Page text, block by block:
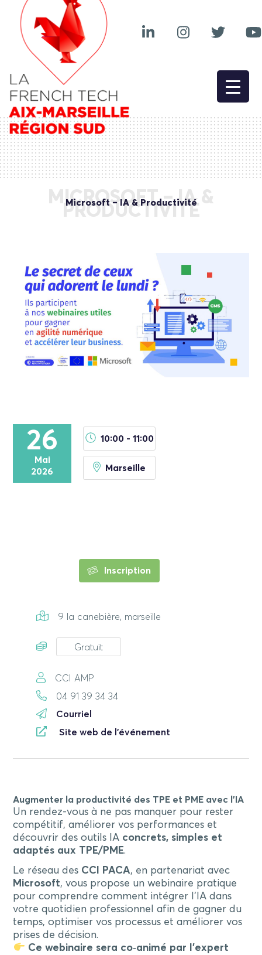
MICROSOFT – IA &
PRODUCTIVITÉ
Microsoft – IA & Productivité
26
Mai
2026
10:00 - 11:00
Marseille
Inscription
9 la canebière, marseille
Gratuit
CCI AMP
04 91 39 34 34
Courriel
Site web de l'événement
Augmenter la productivité des TPE et PME avec l’IA
Un rendez-vous à ne pas manquer pour rester
compétitif, améliorer vos performances et
découvrir des outils IA concrets, simples et
adaptés aux TPE/PME.
Le réseau des CCI PACA, en partenariat avec
Microsoft, vous propose un webinaire pratique
pour comprendre comment intégrer l’IA dans
votre quotidien professionnel afin de gagner du
temps, optimiser vos processus et améliorer vos
prises de décision.
Ce webinaire sera co‑animé par l’expert